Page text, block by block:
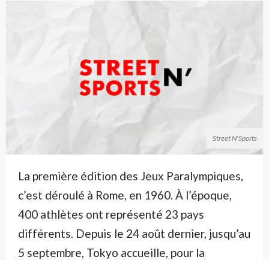
Street N'Sports
La première édition des Jeux Paralympiques,
c’est déroulé à Rome, en 1960. À l’époque,
400 athlètes ont représenté 23 pays
différents. Depuis le 24 août dernier, jusqu’au
5 septembre, Tokyo accueille, pour la